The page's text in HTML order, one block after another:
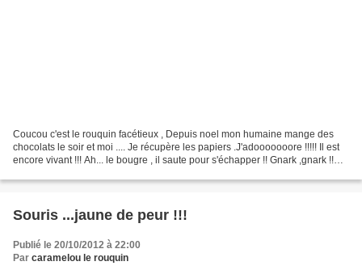
Coucou c'est le rouquin facétieux , Depuis noel mon humaine mange des
chocolats le soir et moi .... Je récupère les papiers .J'adooooooore !!!!! Il est
encore vivant !!! Ah... le bougre , il saute pour s'échapper !! Gnark ,gnark !!
Souris ...jaune de peur !!!
Publié le 20/10/2012 à 22:00
Par caramelou le rouquin